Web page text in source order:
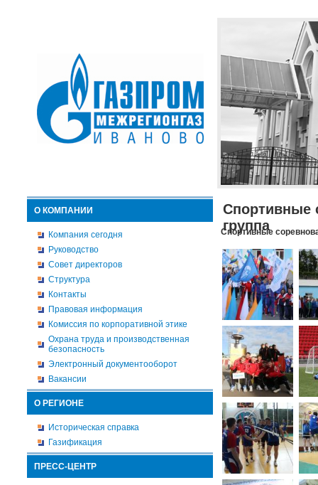
О КОМПАНИИ
Компания сегодня
Руководство
Совет директоров
Структура
Контакты
Правовая информация
Комиссия по корпоративной этике
Охрана труда и производственная
безопасность
Электронный документооборот
Вакансии
О РЕГИОНЕ
Историческая справка
Газификация
ПРЕСС-ЦЕНТР
Спортивные
группа
Спортивные